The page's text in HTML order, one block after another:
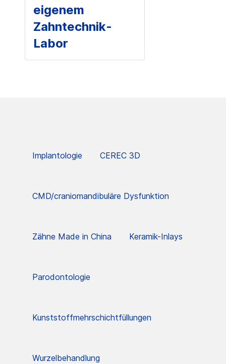
eigenem
Zahntechnik-
Labor
Implantologie CEREC 3D
CMD/craniomandibuläre Dysfunktion
Zähne Made in China Keramik-Inlays
Parodontologie
Kunststoffmehrschichtfüllungen
Wurzelbehandlung